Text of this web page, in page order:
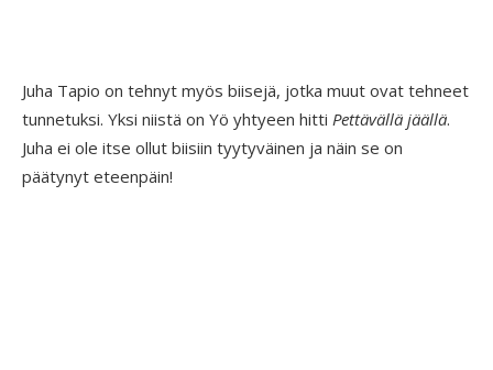
Juha Tapio on tehnyt myös biisejä, jotka muut ovat tehneet
tunnetuksi. Yksi niistä on Yö yhtyeen hitti Pettävällä jäällä.
Juha ei ole itse ollut biisiin tyytyväinen ja näin se on
päätynyt eteenpäin!